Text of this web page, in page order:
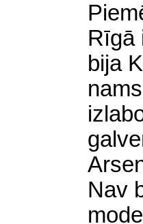
Rīgā
bija
Nav